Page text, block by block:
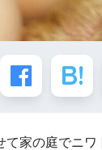
家の庭でニワ